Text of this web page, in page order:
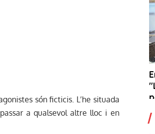
són ficticis. L’he situada
a qualsevol altre lloc i en